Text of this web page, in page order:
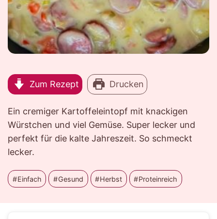
Zum Rezept Drucken
Ein cremiger Kartoffeleintopf mit knackigen
Würstchen und viel Gemüse. Super lecker und
perfekt für die kalte Jahreszeit. So schmeckt
lecker.
Einfach Gesund Herbst Proteinreich